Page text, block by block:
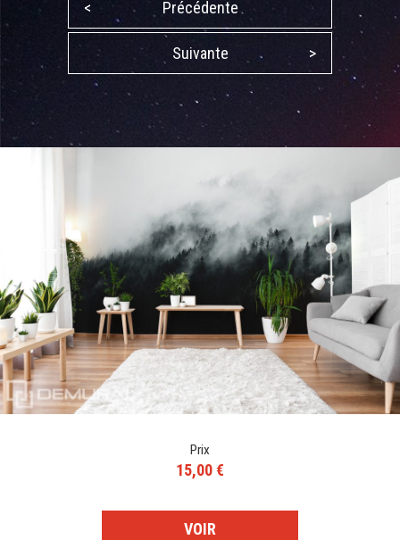
< Précédente
Suivante >
Prix
15,00 €
VOIR